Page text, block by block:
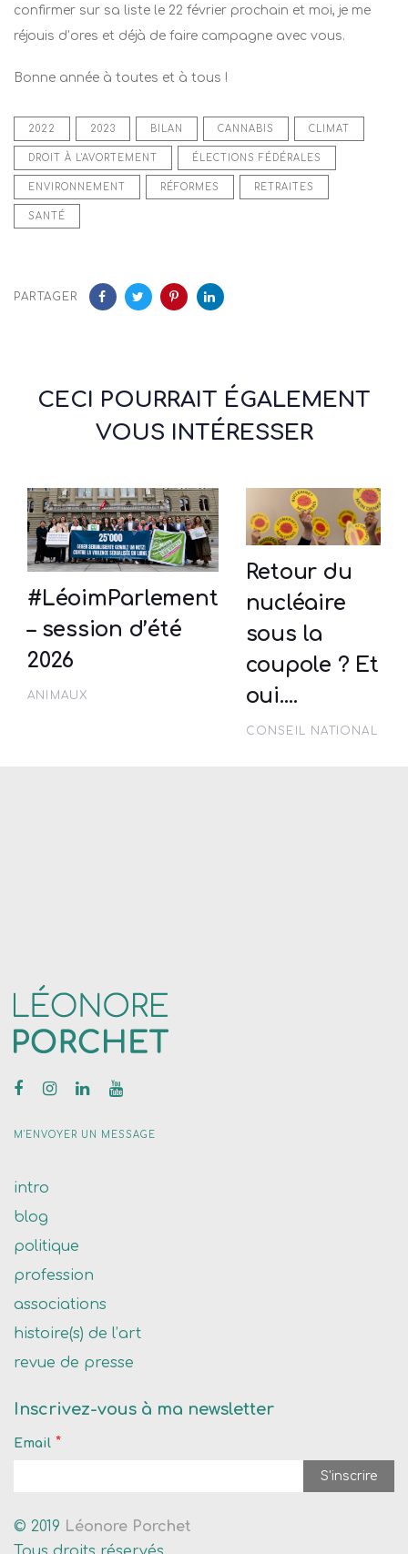
confirmer sur sa liste le 22 février prochain et moi, je me
réjouis d’ores et déjà de faire campagne avec vous.
Bonne année à toutes et à tous !
2022 2023 BILAN CANNABIS CLIMAT
DROIT À L'AVORTEMENT ÉLECTIONS FÉDÉRALES
ENVIRONNEMENT RÉFORMES RETRAITES
SANTÉ
PARTAGER
CECI POURRAIT ÉGALEMENT
VOUS INTÉRESSER
#LéoimParlement
– session d’été
2026
ANIMAUX
Retour du
nucléaire
sous la
coupole ? Et
oui….
CONSEIL NATIONAL
M'ENVOYER UN MESSAGE
intro
blog
politique
profession
associations
histoire(s) de l’art
revue de presse
Inscrivez-vous à ma newsletter
Email *
© 2019 Léonore Porchet